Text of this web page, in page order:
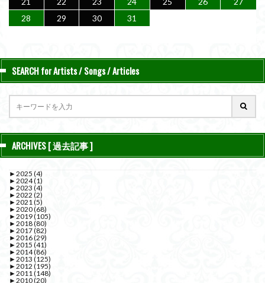
28
29 30 31
SEARCH for Artists / Songs / Articles
ARCHIVES [ 過去記事 ]
►2025 (4)
►2024(1)
►2023 (4)
►2022 (2)
►2021 (5)
►2020(68)
►2019(105)
►2018(80)
►2017(82)
►2016(29)
►2015 (41)
►2014(86)
►2013 (125)
►2012 (195)
►2011 (148)
►2010(20)